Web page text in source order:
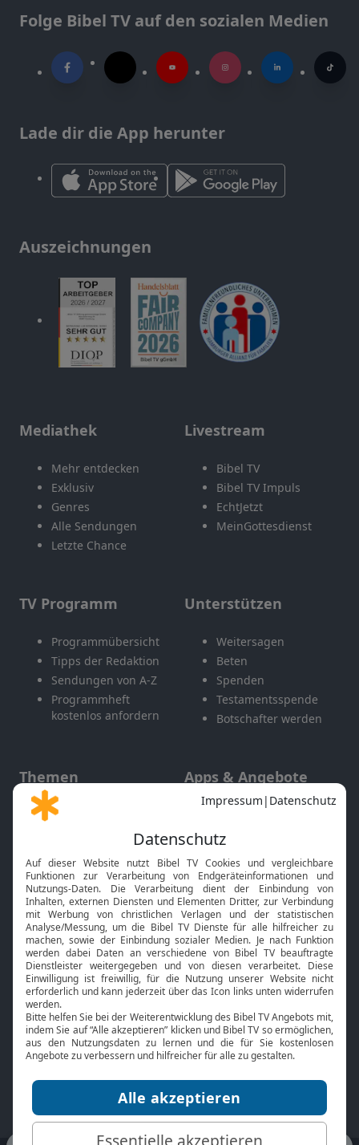
Folge Bibel TV auf den sozialen Medien
Lade dir die App herunter
Auszeichnungen
Mediathek
Mehr entdecken
Exklusiv
Genres
Alle Sendungen
Letzte Chance
Livestream
Bibel TV
Bibel TV Impuls
EchtJetzt
MeinGottesdienst
TV Programm
Programmübersicht
Tipps der Redaktion
Sendungen von A-Z
Programmheft
kostenlos anfordern
Unterstützen
Weitersagen
Beten
Spenden
Testamentsspende
Botschafter werden
Themen
Gott und Bibel erklärt
Neuigkeiten
Apps & Angebote
Mobile App
Smart TV
HbbTV
Bibelthek Online-Bibel
Nächster Gottesdienst
Bibel TV
Über uns
Jobs
Mediadaten
Service
Kontakt
TV-Empfang